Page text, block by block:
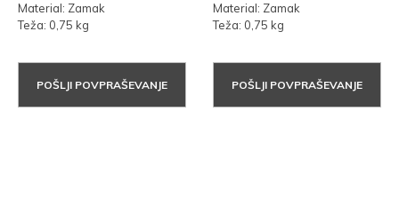
Material: Zamak
Teža: 0,75 kg
POŠLJI POVPRAŠEVANJE
Material: Zamak
Teža: 0,75 kg
POŠLJI POVPRAŠEVANJE